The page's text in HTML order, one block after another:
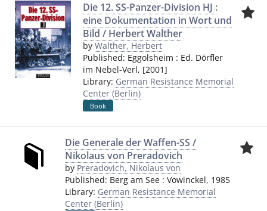
Die 12. SS-Panzer-Division HJ :
eine Dokumentation in Wort und
Bild / Herbert Walther
by Walther, Herbert
Published: Eggolsheim : Ed. Dörfler
im Nebel-Verl, [2001]
Library: German Resistance Memorial
Center (Berlin)
Book
Die Generale der Waffen-SS /
Nikolaus von Preradovich
by Preradovich, Nikolaus von
Published: Berg am See : Vowinckel, 1985
Library: German Resistance Memorial
Center (Berlin)